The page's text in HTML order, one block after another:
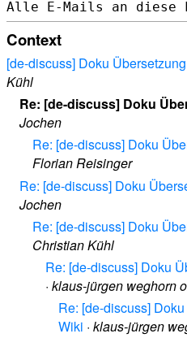
Context
[de-discuss] Doku
Kühl
Re: [de-discuss] Doku
Jochen
Re: [de-discuss] Doku
Florian Reisinger
Re: [de-discuss] Doku
Jochen
Re: [de-discuss] Doku
Christian Kühl
Re: [de-discuss] Doku
· klaus-jürgen weghorn
Re: [de-discuss]
Wiki · klaus-jürgen